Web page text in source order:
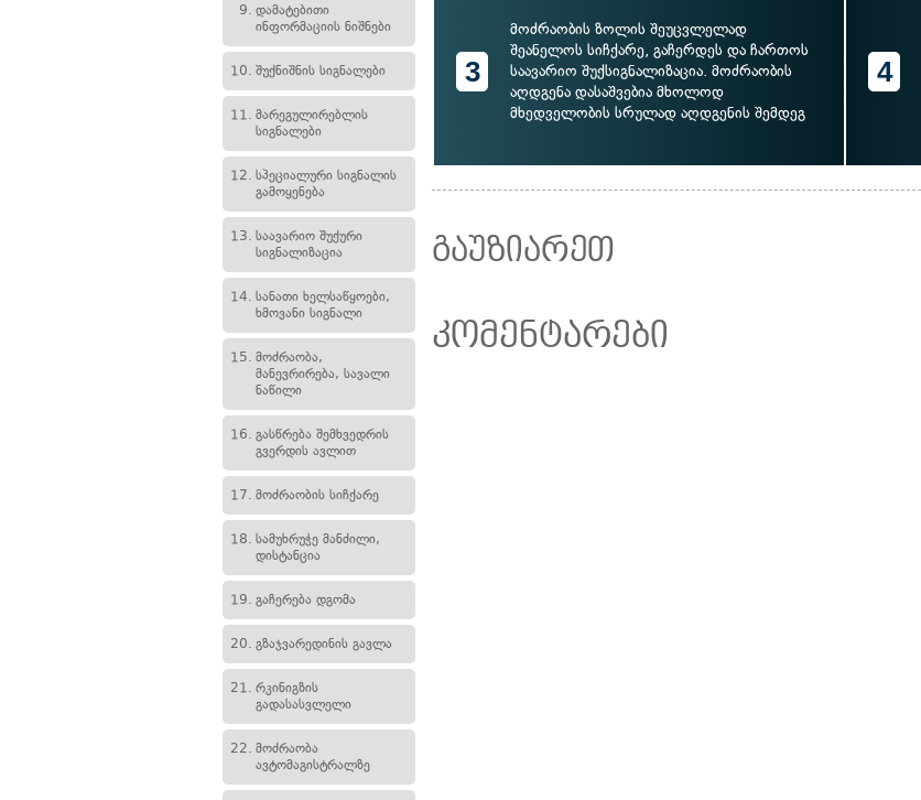
9. დამატებითი
ინფორმაციის ნიშნები
10. შუქნიშნის სიგნალები
11. მარეგულირებლის
სიგნალები
12. სპეციალური სიგნალის
გამოყენება
13. საავარიო შუქური
სიგნალიზაცია
14. სანათი ხელსაწყოები,
ხმოვანი სიგნალი
15. მოძრაობა,
მანევრირება, სავალი
ნაწილი
16. გასწრება შემხვედრის
გვერდის ავლით
17. მოძრაობის სიჩქარე
18. სამუხრუჭე მანძილი,
დისტანცია
19. გაჩერება დგომა
20. გზაჯვარედინის გავლა
21. რკინიგზის
გადასასვლელი
22. მოძრაობა
ავტომაგისტრალზე
3
მოძრაობის ზოლის შეუცვლელად
შეანელოს სიჩქარე, გაჩერდეს და ჩართოს
საავარიო შუქსიგნალიზაცია. მოძრაობის
აღდგენა დასაშვებია მხოლოდ
მხედველობის სრულად აღდგენის შემდეგ
4
გაუზიარეთ
კომენტარები